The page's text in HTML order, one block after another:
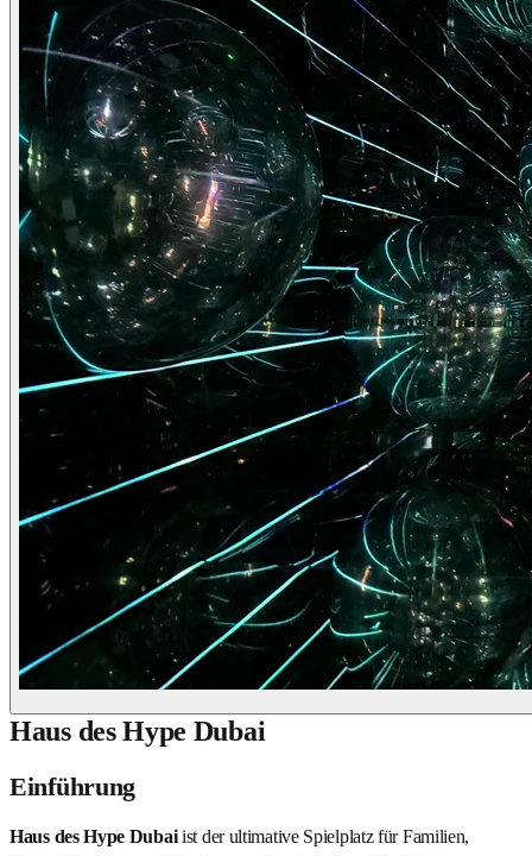
Haus des Hype Dubai
Einführung
Haus des Hype Dubaiist der ultimative Spielplatz für Familien,